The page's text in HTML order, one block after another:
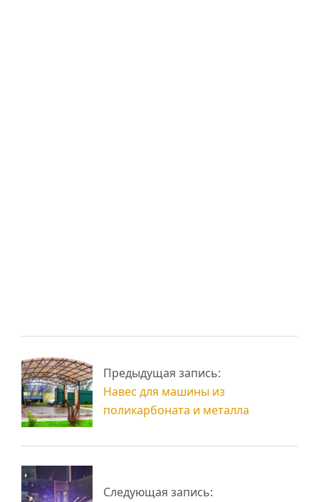
Перфорированные
панели из металла
Резка листового
металла
Предыдущая запись:
Навес для машины из
поликарбоната и металла
Следующая запись: